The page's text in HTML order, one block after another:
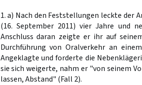
1. a) Nach den Feststellungen leckte der
(16. September 2011) vier Jahre und
Anschluss daran zeigte er ihr auf
Durchführung von Oralverkehr an
Angeklagte und forderte die
sie sich weigerte, nahm er "von seinem
lassen, Abstand" (Fall 2).